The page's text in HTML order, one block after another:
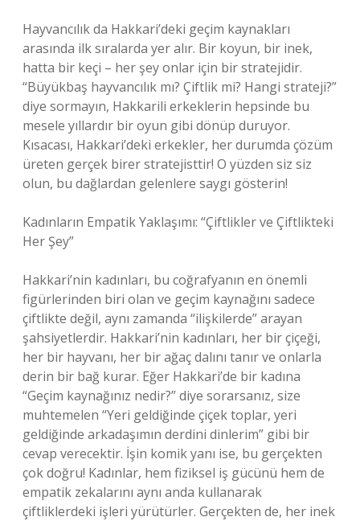
Hayvancılık da Hakkari’deki geçim kaynakları
arasında ilk sıralarda yer alır. Bir koyun, bir inek,
hatta bir keçi – her şey onlar için bir stratejidir.
“Büyükbaş hayvancılık mı? Çiftlik mi? Hangi strateji?”
diye sormayın, Hakkarili erkeklerin hepsinde bu
mesele yıllardır bir oyun gibi dönüp duruyor.
Kısacası, Hakkari’deki erkekler, her durumda çözüm
üreten gerçek birer stratejisttir! O yüzden siz siz
olun, bu dağlardan gelenlere saygı gösterin!
Kadınların Empatik Yaklaşımı: “Çiftlikler ve Çiftlikteki
Her Şey”
Hakkari’nin kadınları, bu coğrafyanın en önemli
figürlerinden biri olan ve geçim kaynağını sadece
çiftlikte değil, aynı zamanda “ilişkilerde” arayan
şahsiyetlerdir. Hakkari’nin kadınları, her bir çiçeği,
her bir hayvanı, her bir ağaç dalını tanır ve onlarla
derin bir bağ kurar. Eğer Hakkari’de bir kadına
“Geçim kaynağınız nedir?” diye sorarsanız, size
muhtemelen “Yeri geldiğinde çiçek toplar, yeri
geldiğinde arkadaşımın derdini dinlerim” gibi bir
cevap verecektir. İşin komik yanı ise, bu gerçekten
çok doğru! Kadınlar, hem fiziksel iş gücünü hem de
empatik zekalarını aynı anda kullanarak
çiftliklerdeki işleri yürütürler. Gerçekten de, her inek